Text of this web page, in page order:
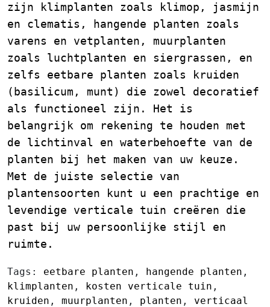
zijn klimplanten zoals klimop, jasmijn
en clematis, hangende planten zoals
varens en vetplanten, muurplanten
zoals luchtplanten en siergrassen, en
zelfs eetbare planten zoals kruiden
(basilicum, munt) die zowel decoratief
als functioneel zijn. Het is
belangrijk om rekening te houden met
de lichtinval en waterbehoefte van de
planten bij het maken van uw keuze.
Met de juiste selectie van
plantensoorten kunt u een prachtige en
levendige verticale tuin creëren die
past bij uw persoonlijke stijl en
ruimte.
Tags: eetbare planten , hangende planten ,
klimplanten , kosten verticale tuin ,
kruiden , muurplanten , planten , verticaal